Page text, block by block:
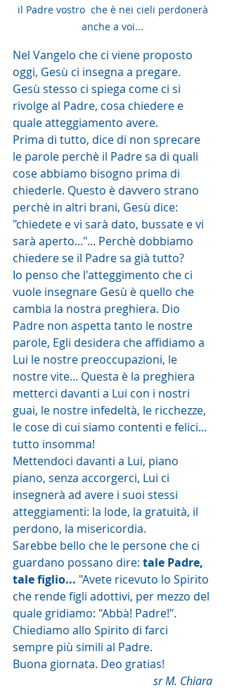
anche a voi...
Nel Vangelo che ci viene proposto
oggi, Gesù ci insegna a pregare.
Gesù stesso ci spiega come ci si
rivolge al Padre, cosa chiedere e
quale atteggiamento avere.
Prima di tutto, dice di non sprecare
le parole perchè il Padre sa di quali
cose abbiamo bisogno prima di
chiederle. Questo è davvero strano
perchè in altri brani, Gesù dice:
"chiedete e vi sarà dato, bussate e vi
sarà aperto..."... Perchè dobbiamo
chiedere se il Padre sa già tutto?
Io penso che l'atteggimento che ci
vuole insegnare Gesù è quello che
cambia la nostra preghiera. Dio
Padre non aspetta tanto le nostre
parole, Egli desidera che affidiamo a
Lui le nostre preoccupazioni, le
nostre vite... Questa è la preghiera
metterci davanti a Lui con i nostri
guai, le nostre infedeltà, le ricchezze,
le cose di cui siamo contenti e felici...
tutto insomma!
Mettendoci davanti a Lui, piano
piano, senza accorgerci, Lui ci
insegnerà ad avere i suoi stessi
atteggiamenti: la lode, la gratuità, il
perdono, la misericordia.
Sarebbe bello che le persone che ci
guardano possano dire: tale Padre,
tale figlio... "Avete ricevuto lo Spirito
che rende figli adottivi, per mezzo del
quale gridiamo: "Abbà! Padre!".
Chiediamo allo Spirito di farci
sempre più simili al Padre.
Buona giornata. Deo gratias!
sr M. Chiara